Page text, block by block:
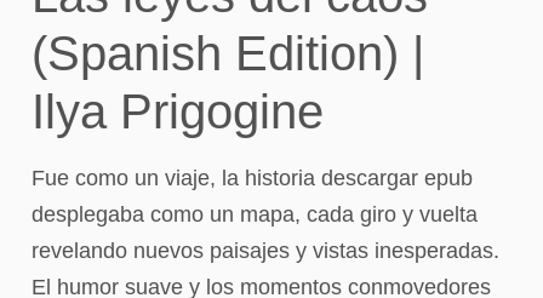
(Spanish Edition) |
Ilya Prigogine
Fue como un viaje, la historia descargar epub
desplegaba como un mapa, cada giro y vuelta
revelando nuevos paisajes y vistas inesperadas.
El humor suave y los momentos conmovedores